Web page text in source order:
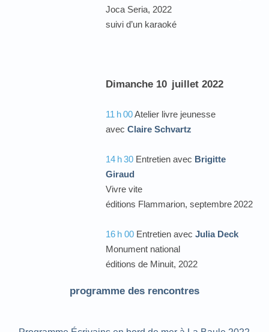
Joca Seria, 2022
suivi d’un karaoké
Dimanche 10 juillet 2022
11 h00Atelier livre jeunesse
avec Claire Schvartz
14 h30 Entretien avec Brigitte
Giraud
Vivre vite
éditions Flammarion, septembre 2022
16 h 00 Entretien avecJulia Deck
Monument national
éditions de Minuit, 2022
programme des rencontres